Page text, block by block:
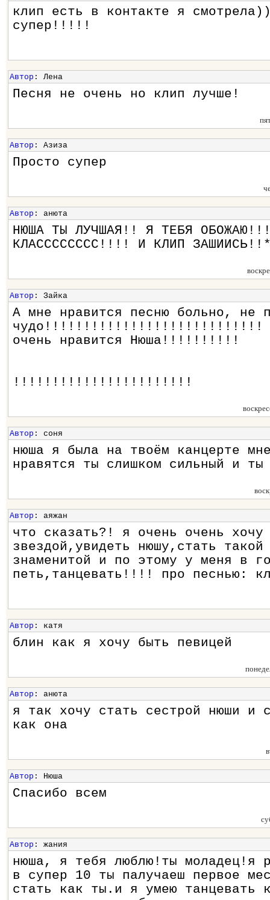
клип есть в контакте я
супер!!!!!
Автор : Лена
Песня не очень но клип лучше!
Автор : Азиза
Просто супер
Автор : анюта
НЮША ТЫ ЛУЧШАЯ!! Я ТЕБЯ
КЛАСССССССС!!!! И КЛИП
Автор : Зайка
А мне нравится песню больно, не
чудо!!!!!!!!!!!!!!!!!!!!!!!!!!!!
очень нравится Нюша!!!!!!!!!!
!!!!!!!!!!!!!!!!!!!!!!!
Автор : соня
нюша я была на твоём канцерте
нравятся ты слишком сильный и
Автор : аяжан
что сказать?! я очень очень хочу
звездой,увидеть нюшу,стать
знаменитой и по этому у меня в
петь,танцевать!!!! про песнью:
Автор : катя
блин как я хочу быть певицей
Автор : анюта
я так хочу стать сестрой нюши и
как она
Автор : Нюша
Спасибо всем
Автор : жания
нюша, я тебя люблю!ты моладец!я
в супер 10 ты палучаеш первое
стать как ты.и я умею танцевать